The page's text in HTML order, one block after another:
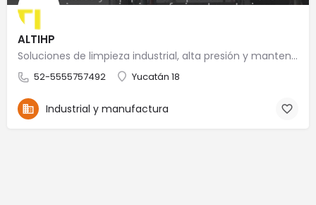
ALTIHP
Soluciones de limpieza industrial, alta presión y mantenimiento especializado
52-5555757492 Yucatán 18
Industrial y manufactura